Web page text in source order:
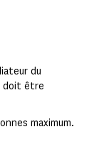
du
doit être
maximum.